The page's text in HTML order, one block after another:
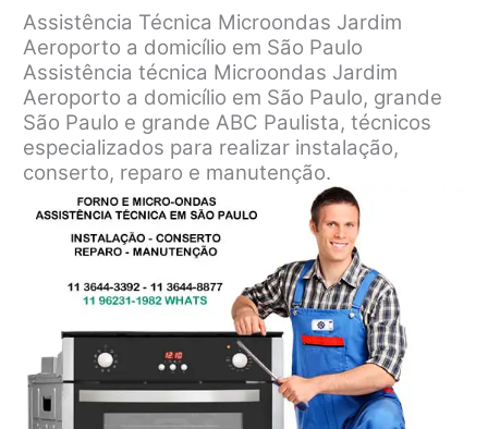
Assistência Técnica Microondas Jardim
Aeroporto a domicílio em São Paulo
Assistência técnica Microondas Jardim
Aeroporto a domicílio em São Paulo, grande
São Paulo e grande ABC Paulista, técnicos
especializados para realizar instalação,
conserto, reparo e manutenção.